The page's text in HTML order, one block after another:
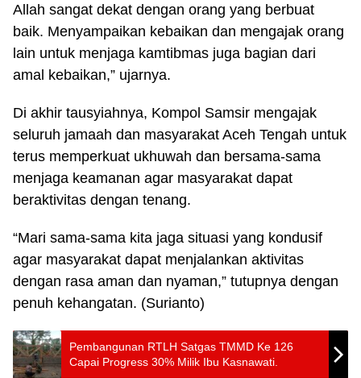
Allah sangat dekat dengan orang yang berbuat
baik. Menyampaikan kebaikan dan mengajak orang
lain untuk menjaga kamtibmas juga bagian dari
amal kebaikan,” ujarnya.
Di akhir tausyiahnya, Kompol Samsir mengajak
seluruh jamaah dan masyarakat Aceh Tengah untuk
terus memperkuat ukhuwah dan bersama-sama
menjaga keamanan agar masyarakat dapat
beraktivitas dengan tenang.
“Mari sama-sama kita jaga situasi yang kondusif
agar masyarakat dapat menjalankan aktivitas
dengan rasa aman dan nyaman,” tutupnya dengan
penuh kehangatan. (Surianto)
Pembangunan RTLH Satgas TMMD Ke 126
Capai Progress 30% Milik Ibu Kasnawati.